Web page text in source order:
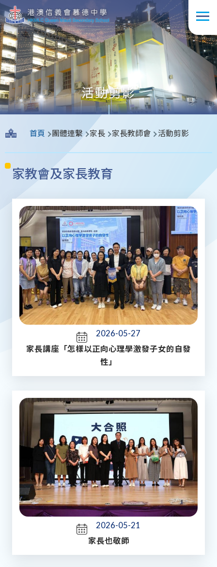
移至主內容
活動剪影
航
連
結
首頁 團體連繫 家長 家長教師會 活動剪影
家教會及家長教育
2026-05-27
家長講座「怎樣以正向心理學激發子女的自發
性」
2026-05-21
家長也敬師